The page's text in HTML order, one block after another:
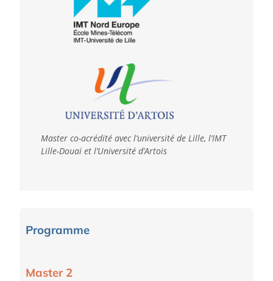
Master co-acrédité avec l’université de Lille, l’IMT
Lille-Douai et l’Université d’Artois
Programme
Master 2